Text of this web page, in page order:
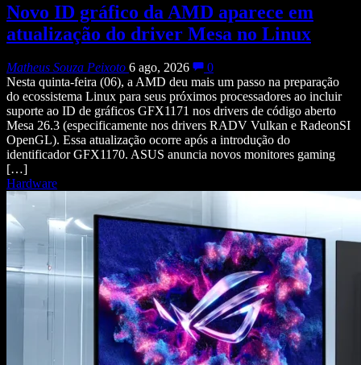
Novo ID gráfico da AMD aparece em
atualização do driver Mesa no Linux
Matheus Souza Peixoto 6 ago, 2026
0
Nesta quinta-feira (06), a AMD deu mais um passo na preparação
do ecossistema Linux para seus próximos processadores ao incluir
suporte ao ID de gráficos GFX1171 nos drivers de código aberto
Mesa 26.3 (especificamente nos drivers RADV Vulkan e RadeonSI
OpenGL). Essa atualização ocorre após a introdução do
identificador GFX1170. ASUS anuncia novos monitores gaming
[…]
Hardware